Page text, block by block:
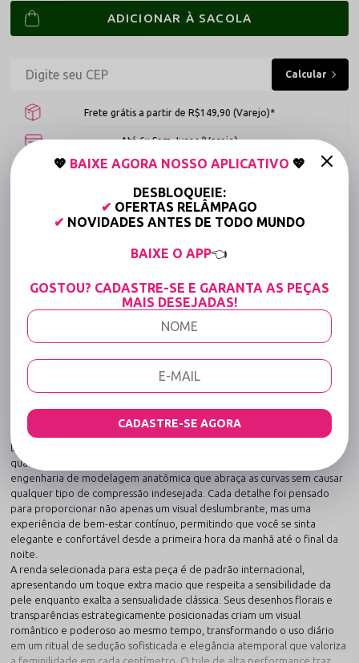
ADICIONAR À SACOLA
Frete grátis a partir de R$149,90 (Varejo)*
Até 6x Sem Juros (Varejo)
15% OFF para Compras Acima de R$400,00 (Varejo)
Tabela de medidas
Compartilhe:
DESCRIÇÃO COMPLETA
630
Aperitivo - Preto
Sofisticação artesanal aliada à tecnologia têxtil de ponta.
o conceito de uma simples peça íntima para se tornar uma aliada
indispensável na jornada de autoconfiança de cada mulher.
Desenvolvida pela Sensualle Lingerie com um rigoroso padrão de
qualidade, esta peça une a suavidade das fibras premium com uma
engenharia de modelagem anatômica que abraça as curvas sem causar
qualquer tipo de compressão indesejada. Cada detalhe foi pensado
para proporcionar não apenas um visual deslumbrante, mas uma
experiência de bem-estar contínuo, permitindo que você se sinta
elegante e confortável desde a primeira hora da manhã até o final da
noite.
A renda selecionada para esta peça é de padrão internacional,
apresentando um toque extra macio que respeita a sensibilidade da
pele enquanto exalta a sensualidade clássica. Seus desenhos florais e
transparências estrategicamente posicionadas criam um visual
romântico e poderoso ao mesmo tempo, transformando o uso diário
em um ritual de sedução sofisticada e elegância atemporal que valoriza
a feminilidade em cada centímetro. O tule de alta performance traz
💖 BAIXE AGORA NOSSO APLICATIVO 💖
DESBLOQUEIE:
✔ OFERTAS RELÂMPAGO
✔ NOVIDADES ANTES DE TODO MUNDO
BAIXE O APP👈
GOSTOU? CADASTRE-SE E GARANTA AS PEÇAS
MAIS DESEJADAS!
CADASTRE-SE AGORA